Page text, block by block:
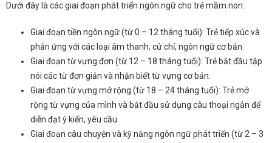
Dưới đây là các giai đoạn phát triển ngôn ngữ cho trẻ mầm non:
Giai đoạn tiền ngôn ngữ (từ 0 – 12 tháng tuổi): Trẻ tiếp xúc và
phản ứng với các loại âm thanh, cử chỉ, ngôn ngữ cơ bản.
Giai đoạn từ vựng đơn (từ 12 – 18 tháng tuổi): Trẻ bắt đầu tập
nói các từ đơn giản và nhận biết từ vựng cơ bản.
Giai đoạn từ vựng mở rộng (từ 18 – 24 tháng tuổi): Trẻ mở
rộng từ vựng của mình và bắt đầu sử dụng câu thoại ngắn để
diễn đạt ý kiến, yêu cầu.
Giai đoạn câu chuyện và kỹ năng ngôn ngữ phát triển (từ 2 – 3